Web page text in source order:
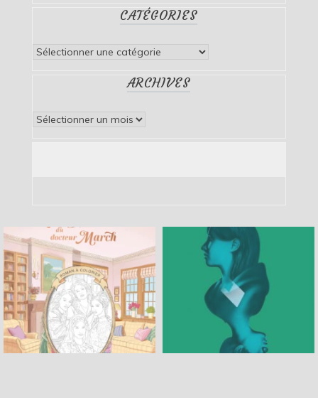
CATÉGORIES
Catégories
ARCHIVES
Archives